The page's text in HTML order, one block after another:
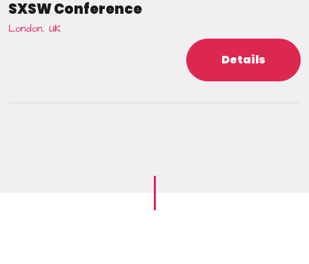
SXSW Conference
London, UK
Details